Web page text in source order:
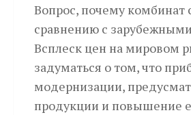
Вопрос, почему
сравнению с
Всплеск цен на мировом
задуматься о том, что
модернизации,
продукции и повышение